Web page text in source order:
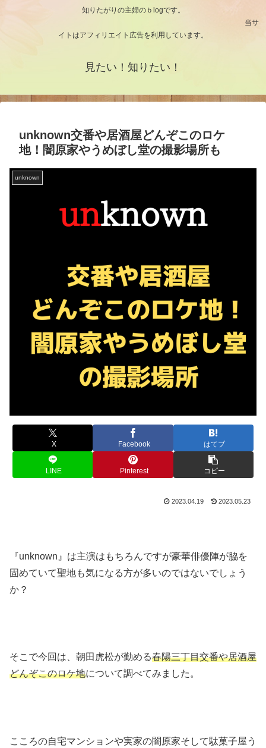
知りたがりの主婦のｂlogです。
当サ
イトはアフィリエイト広告を利用しています。
見たい！知りたい！
unknown交番や居酒屋どんぞこのロケ
地！闇原家やうめぼし堂の撮影場所も
unknown
X Facebook はてブ
LINE Pinterest コピー
2023.04.19 2023.05.23
『unknown』は主演はもちろんですが豪華俳優陣が脇を
固めていて聖地も気になる方が多いのではないでしょう
か？
そこで今回は、朝田虎松が勤める春陽三丁目交番や居酒屋
どんぞこのロケ地について調べてみました。
こころの自宅マンションや実家の闇原家そして駄菓子屋う